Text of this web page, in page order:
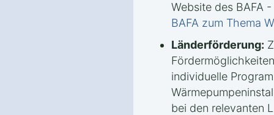
Website des BAFA
BAFA zum Thema
Länderförderung:
individuelle
bei den relevanten